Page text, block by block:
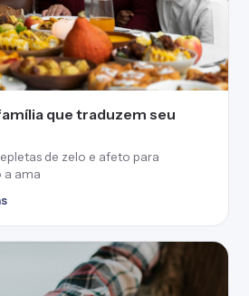
que traduzem seu
de zelo e afeto para
a ama